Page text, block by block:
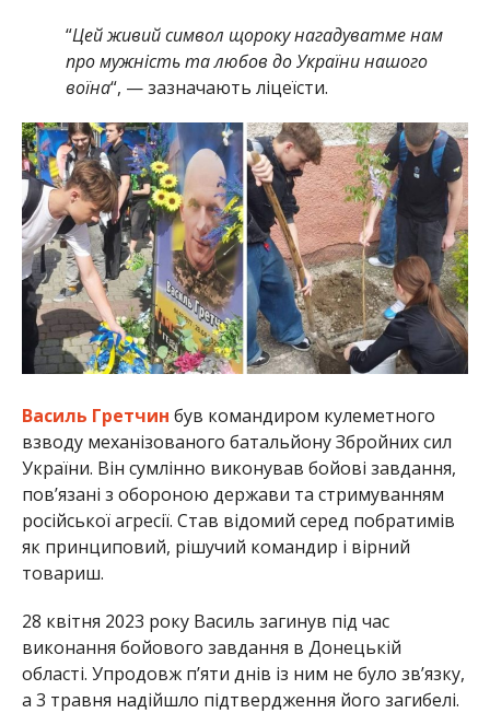
“Цей живий символ щороку нагадуватме нам
про мужність та любов до України нашого
воїна“, — зазначають ліцеїсти.
Василь Гретчин був командиром кулеметного
взводу механізованого батальйону Збройних сил
України. Він сумлінно виконував бойові завдання,
пов’язані з обороною держави та стримуванням
російської агресії. Став відомий серед побратимів
як принциповий, рішучий командир і вірний
товариш.
28 квітня 2023 року Василь загинув під час
виконання бойового завдання в Донецькій
області. Упродовж п’яти днів із ним не було зв’язку,
а 3 травня надійшло підтвердження його загибелі.